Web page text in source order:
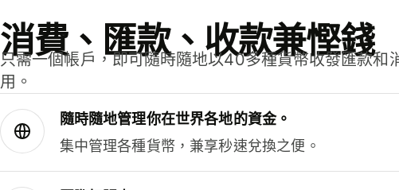
消費、匯款、收款兼慳錢
只需一個帳戶，即可隨時隨地以40多種貨幣收發匯款和
用。
隨時隨地管理你在世界各地的資金。
集中管理各種貨幣，兼享秒速兌換之便。